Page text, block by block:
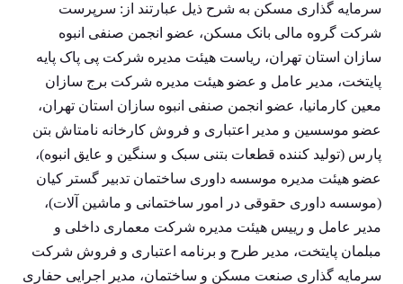
سرمایه گذاری مسکن به شرح ذیل عبارتند از: سرپرست
شرکت گروه مالی بانک مسکن، عضو انجمن صنفی انبوه
سازان استان تهران، ریاست هیئت مدیره شرکت پی پاک پایه
پایتخت، مدیر عامل و عضو هیئت مدیره شرکت برج سازان
معین کارمانیا، عضو انجمن صنفی انبوه سازان استان تهران،
عضو موسسین و مدیر اعتباری و فروش کارخانه نامتاش بتن
پارس (تولید کننده قطعات بتنی سبک و سنگین و عایق انبوه)،
عضو هیئت مدیره موسسه داوری ساختمان تدبیر گستر کیان
(موسسه داوری حقوقی در امور ساختمانی و ماشین آلات)،
مدیر عامل و رییس هیئت مدیره شرکت معماری داخلی و
مبلمان پایتخت، مدیر طرح و برنامه اعتباری و فروش شرکت
سرمایه گذاری صنعت مسکن و ساختمان، مدیر اجرایی حفاری